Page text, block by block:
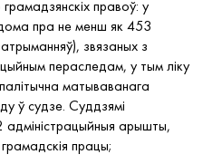
правоў: у
пра не менш як 453
звязаных з
пераследам, у тым ліку
матываванага
ў судзе. Суддзямі
арышты,
грамадскія працы;